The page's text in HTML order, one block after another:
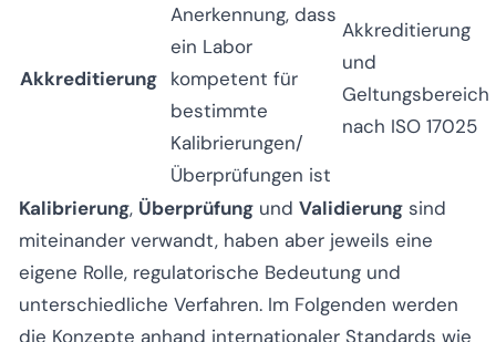
Akkreditierung
Anerkennung, dass
ein Labor
kompetent für
bestimmte
Kalibrierungen/
Überprüfungen ist
Akkreditierung
und
Geltungsbereich
nach ISO 17025
Kalibrierung, Überprüfung und Validierung sind
miteinander verwandt, haben aber jeweils eine
eigene Rolle, regulatorische Bedeutung und
unterschiedliche Verfahren. Im Folgenden werden
die Konzepte anhand internationaler Standards wie